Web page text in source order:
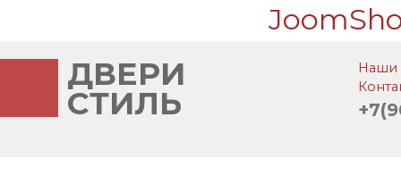
ДВЕРИ
СТИЛЬ
Наши